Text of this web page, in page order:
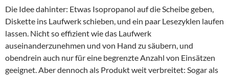
Die Idee dahinter: Etwas Isopropanol auf die Scheibe geben,
Diskette ins Laufwerk schieben, und ein paar Lesezyklen laufen
lassen. Nicht so effizient wie das Laufwerk
auseinanderzunehmen und von Hand zu säubern, und
obendrein auch nur für eine begrenzte Anzahl von Einsätzen
geeignet. Aber dennoch als Produkt weit verbreitet: Sogar als